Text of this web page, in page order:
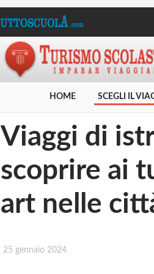
HOME SCEGLI IL
Viaggi di
scoprire ai
art nelle
25 gennaio 2024